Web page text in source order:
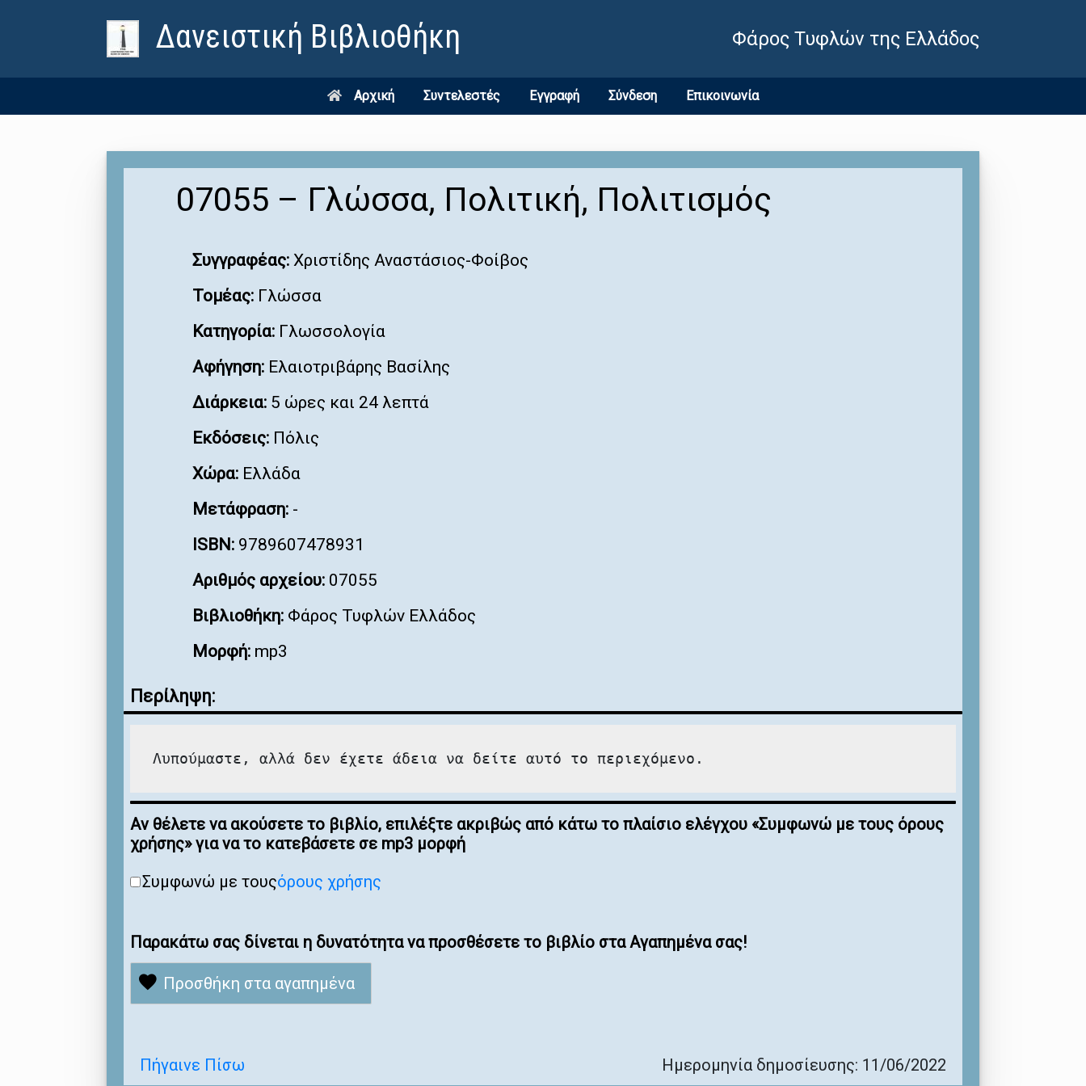
Δανειστική Βιβλιοθήκη Φάρος Τυφλών της Ελλάδος
Αρχική Συντελεστές Εγγραφή Σύνδεση Επικοινωνία
07055 – Γλώσσα, Πολιτική, Πολιτισμός
Συγγραφέας: Χριστίδης Αναστάσιος-Φοίβος
Τομέας: Γλώσσα
Κατηγορία: Γλωσσολογία
Αφήγηση: Ελαιοτριβάρης Βασίλης
Διάρκεια: 5 ώρες και 24 λεπτά
Εκδόσεις: Πόλις
Χώρα: Ελλάδα
Μετάφραση: -
ISBN: 9789607478931
Αριθμός αρχείου: 07055
Βιβλιοθήκη: Φάρος Τυφλών Ελλάδος
Μορφή: mp3
Περίληψη:
Λυπούμαστε, αλλά δεν έχετε άδεια να δείτε αυτό το περιεχόμενο.
Αν θέλετε να ακούσετε το βιβλίο, επιλέξτε ακριβώς από κάτω το πλαίσιο ελέγχου «Συμφωνώ με τους όρους
χρήσης» για να το κατεβάσετε σε mp3 μορφή
Συμφωνώ με τουςόρους χρήσης
Παρακάτω σας δίνεται η δυνατότητα να προσθέσετε το βιβλίο στα Αγαπημένα σας!
Προσθήκη στα αγαπημένα
Πήγαινε Πίσω Ημερομηνία δημοσίευσης: 11/06/2022